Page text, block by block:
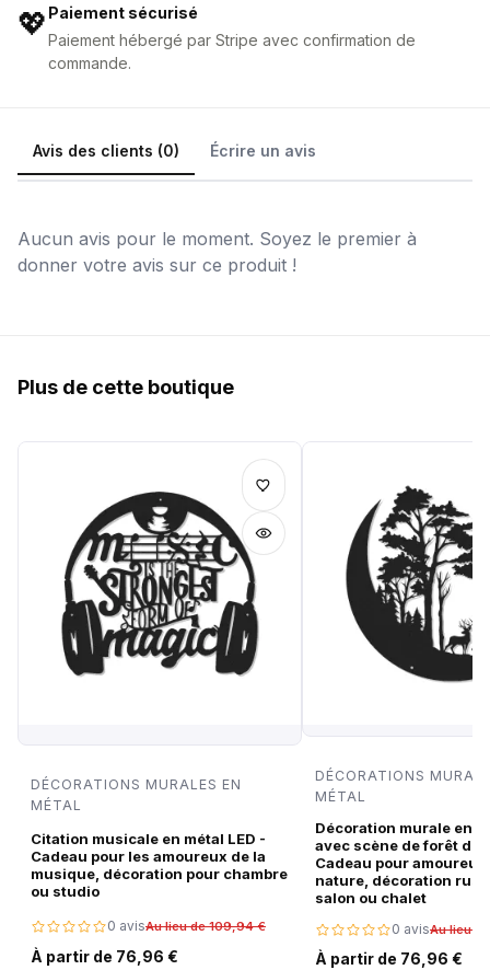
💖 Paiement sécurisé
Paiement hébergé par Stripe avec confirmation de
commande.
Avis des clients (0) Écrire un avis
Aucun avis pour le moment. Soyez le premier à
donner votre avis sur ce produit !
Plus de cette boutique
DÉCORATIONS MURALES EN
MÉTAL
Citation musicale en métal LED -
Cadeau pour les amoureux de la
musique, décoration pour chambre
ou studio
0 avisAu lieu de 109,94 €
À partir de 76,96 €
DÉCORATIONS
MÉTAL
Décoration murale en
avec scène de forêt de
Cadeau pour amoureux
nature, décoration
salon ou chalet
0 avisAu lieu
À partir de 76,96 €